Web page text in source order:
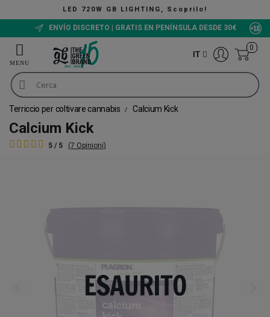
LED 720W GB LIGHTING, Scoprilo!
ENVÍO DISCRETO | GRATIS EN PENÍNSULA DESDE 30€
IT
0
Terriccio per coltivare cannabis Calcium Kick
Calcium Kick
5 / 5 (7 Opinioni)